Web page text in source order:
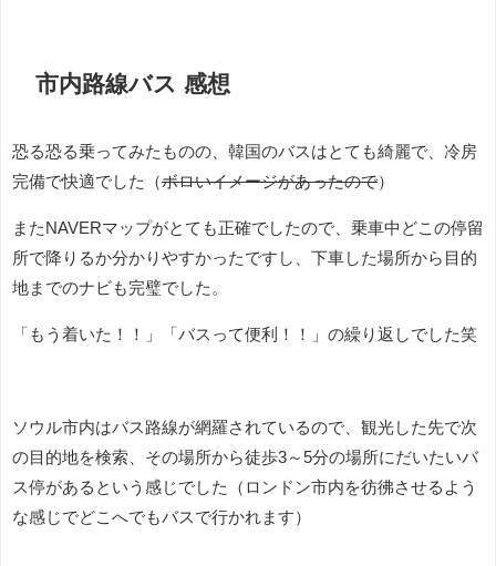
市内路線バス 感想
恐る恐る乗ってみたものの、韓国のバスはとても綺麗で、冷房
完備で快適でした（ボロいイメージがあったので）
またNAVERマップがとても正確でしたので、乗車中どこの停留
所で降りるか分かりやすかったですし、下車した場所から目的
地までのナビも完璧でした。
「もう着いた！！」「バスって便利！！」の繰り返しでした笑
ソウル市内はバス路線が網羅されているので、観光した先で次
の目的地を検索、その場所から徒歩3～5分の場所にだいたいバ
ス停があるという感じでした（ロンドン市内を彷彿させるよう
な感じでどこへでもバスで行かれます）